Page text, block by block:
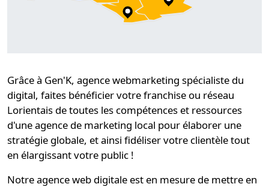
Grâce à Gen'K, agence webmarketing spécialiste du
digital, faites bénéficier votrefranchise ou réseau
Lorientais de toutes les compétences et ressources
d'uneagence de marketing local pour élaborer une
stratégie globale, et ainsi fidéliservotre clientèle tout
en élargissant votre public !
Notreagence web digitale est en mesure de mettre en